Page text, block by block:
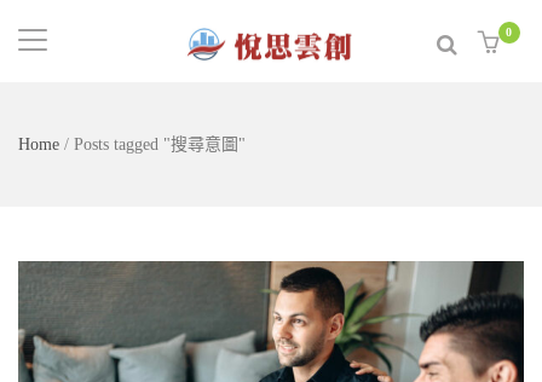
0
Home / Posts tagged "搜尋意圖"